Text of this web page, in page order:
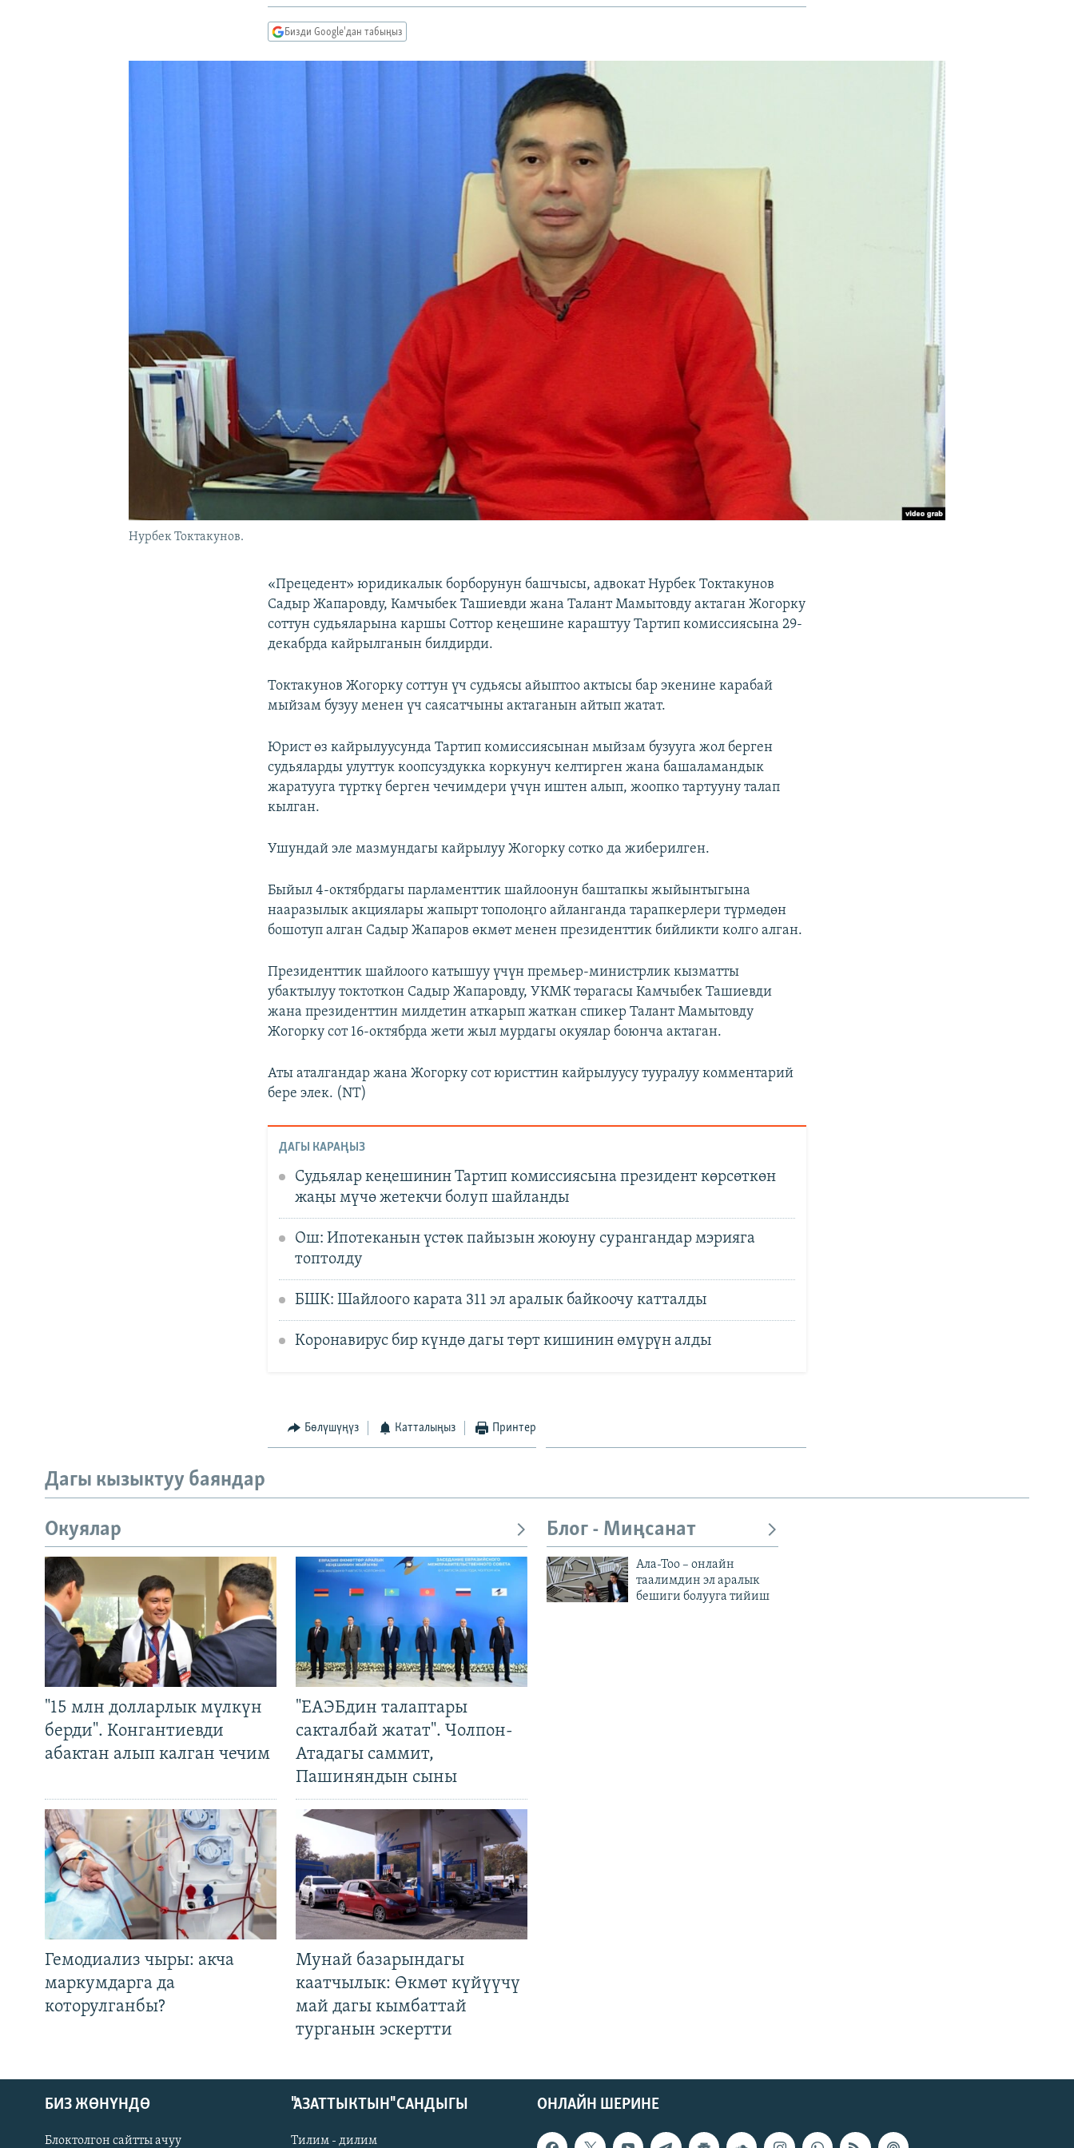
ЫҢГАЙСЫЗ СУРООЛОР
Бизди Google'дан табыңыз
Нурбек Токтакунов.
«Прецедент» юридикалык борборунун башчысы, адвокат Нурбек Токтакунов
Садыр Жапаровду, Камчыбек Ташиевди жана Талант Мамытовду актаган Жогорку
соттун судьяларына каршы Соттор кеңешине караштуу Тартип комиссиясына 29-
декабрда кайрылганын билдирди.
Токтакунов Жогорку соттун үч судьясы айыптоо актысы бар экенине карабай
мыйзам бузуу менен үч саясатчыны актаганын айтып жатат.
Юрист өз кайрылуусунда Тартип комиссиясынан мыйзам бузууга жол берген
судьяларды улуттук коопсуздукка коркунуч келтирген жана башаламандык
жаратууга түрткү берген чечимдери үчүн иштен алып, жоопко тартууну талап
кылган.
Ушундай эле мазмундагы кайрылуу Жогорку сотко да жиберилген.
Быйыл 4-октябрдагы парламенттик шайлоонун баштапкы жыйынтыгына
нааразылык акциялары жапырт тополоңго айланганда тарапкерлери түрмөдөн
бошотуп алган Садыр Жапаров өкмөт менен президенттик бийликти колго алган.
Президенттик шайлоого катышуу үчүн премьер-министрлик кызматты
убактылуу токтоткон Садыр Жапаровду, УКМК төрагасы Камчыбек Ташиевди
жана президенттин милдетин аткарып жаткан спикер Талант Мамытовду
Жогорку сот 16-октябрда жети жыл мурдагы окуялар боюнча актаган.
Аты аталгандар жана Жогорку сот юристтин кайрылуусу тууралуу комментарий
бере элек. (NT)
ДАГЫ КАРАҢЫЗ
Судьялар кеңешинин Тартип комиссиясына президент көрсөткөн
жаңы мүчө жетекчи болуп шайланды
Ош: Ипотеканын үстөк пайызын жоюуну сурангандар мэрияга
топтолду
БШК: Шайлоого карата 311 эл аралык байкоочу катталды
Коронавирус бир күндө дагы төрт кишинин өмүрүн алды
Бөлүшүңүз Катталыңыз Принтер
Дагы кызыктуу баяндар
Окуялар
"15 млн долларлык мүлкүн
берди". Конгантиевди
абактан алып калган чечим
"ЕАЭБдин талаптары
сакталбай жатат". Чолпон-
Атадагы саммит,
Пашиняндын сыны
Гемодиализ чыры: акча
маркумдарга да
которулганбы?
Мунай базарындагы
каатчылык: Өкмөт күйүүчү
май дагы кымбаттай
турганын эскертти
Блог - Миңсанат
Ала-Тоо – онлайн
таалимдин эл аралык
бешиги болууга тийиш
ОНЛАЙН ШЕРИНЕ
БИЗ ЖӨНҮНДӨ
Блоктолгон сайтты ачуу
"АЗАТТЫКТЫН" САНДЫГЫ
Тилим - дилим